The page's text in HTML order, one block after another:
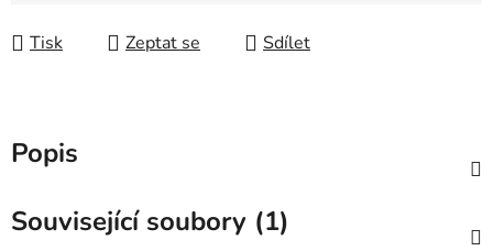
Tisk Zeptat se Sdílet
Popis
Související soubory (1)